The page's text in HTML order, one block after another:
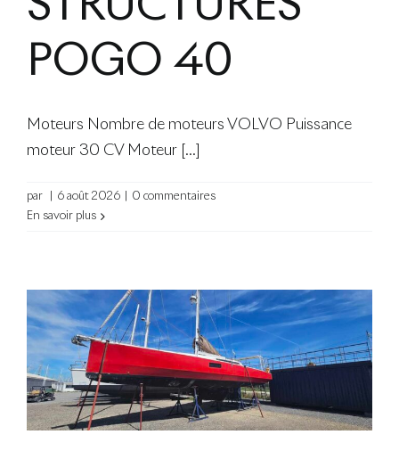
POGO 40
Moteurs Nombre de moteurs VOLVO Puissance
moteur 30 CV Moteur [...]
par 6 août 2026
0 commentaires
En savoir plus